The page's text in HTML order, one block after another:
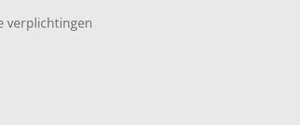
verplichtingen